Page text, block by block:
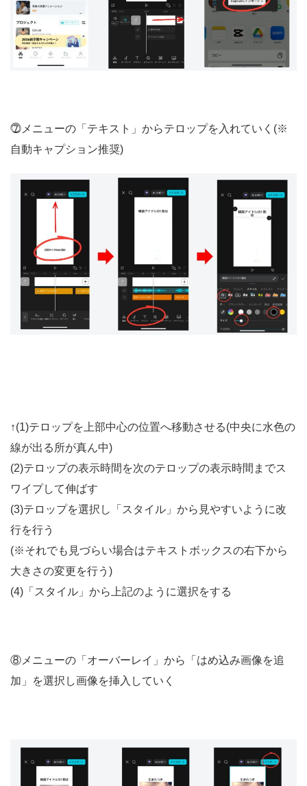
⓻メニューの「テキスト」からテロップを入れていく(※
自動キャプション推奨)
↑(1)テロップを上部中心の位置へ移動させる(中央に水色の
線が出る所が真ん中)
(2)テロップの表示時間を次のテロップの表示時間までス
ワイプして伸ばす
(3)テロップを選択し「スタイル」から見やすいように改
行を行う
(※それでも見づらい場合はテキストボックスの右下から
大きさの変更を行う)
(4)「スタイル」から上記のように選択をする
⑧メニューの「オーバーレイ」から「はめ込み画像を追
加」を選択し画像を挿入していく